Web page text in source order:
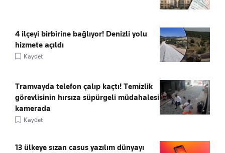
4 ilçeyi birbirine bağlıyor! Denizli yolu
hizmete açıldı
Kaydet
Tramvayda telefon çalıp kaçtı! Temizlik
görevlisinin hırsıza süpürgeli müdahalesi
kamerada
Kaydet
13 ülkeye sızan casus yazılım dünyayı